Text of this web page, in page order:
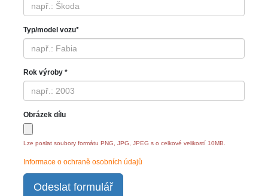
Typ/model vozu*
Rok výroby *
Obrázek dílu
Lze poslat soubory formátu PNG, JPG, JPEG s o celkové velikostí 10MB.
Informace o ochraně osobních údajů
Odeslat formulář